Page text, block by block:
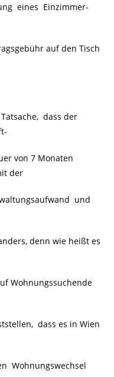
eines Einzimmer-
auf den Tisch
dass der
von 7 Monaten
der
und
denn wie heißt es
Wohnungssuchende
dass es in Wien
Wohnungswechsel